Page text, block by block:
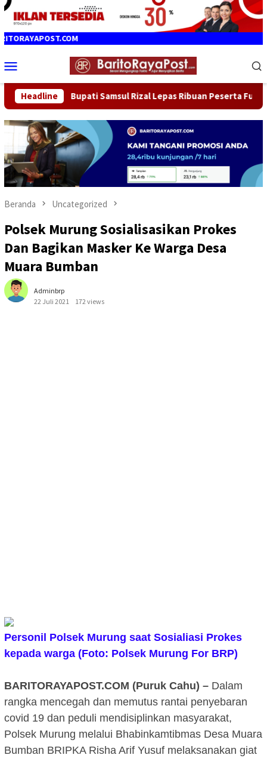
Loncat
konten
Mobile
Headline
Rizal Lepas Ribuan Peserta Funbike HST Menyala 2026
Beranda Uncategorized
Polsek Murung Sosialisasikan Prokes
Dan Bagikan Masker Ke Warga Desa
Muara Bumban
Adminbrp
22 Juli 2021
172 views
Personil Polsek Murung saat Sosialiasi Prokes
kepada warga (Foto: Polsek Murung For BRP)
BARITORAYAPOST.COM (Puruk Cahu) – Dalam
rangka mencegah dan memutus rantai penyebaran
covid 19 dan peduli mendisiplinkan masyarakat,
Polsek Murung melalui Bhabinkamtibmas Desa Muara
Bumban BRIPKA Risha Arif Yusuf melaksanakan giat